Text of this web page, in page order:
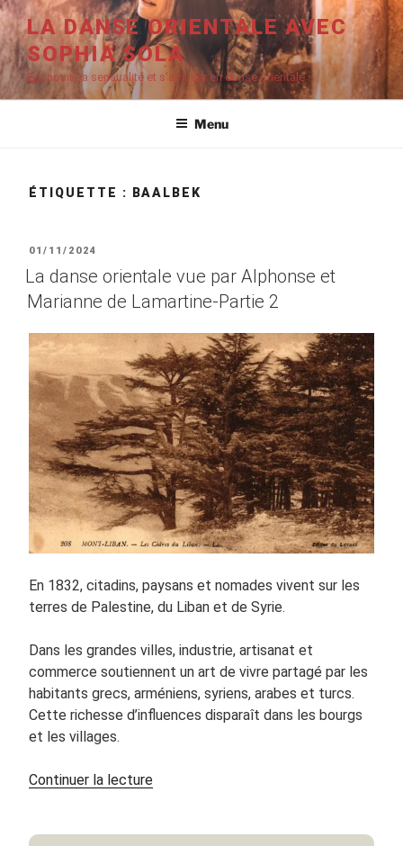
Aller
au
contenu
principal
LA DANSE ORIENTALE AVEC
SOPHIA SOLA
Epanouir sa sensualité et s'amuser en danse orientale
Menu
ÉTIQUETTE : BAALBEK
PUBLIÉ
LE
01/11/2024
La danse orientale vue par Alphonse et
Marianne de Lamartine-Partie 2
En 1832, citadins, paysans et nomades vivent sur les
terres de Palestine, du Liban et de Syrie.
Dans les grandes villes, industrie, artisanat et
commerce soutiennent un art de vivre partagé par les
habitants grecs, arméniens, syriens, arabes et turcs.
Cette richesse d’influences disparaît dans les bourgs
et les villages.
Continuer la lecturede